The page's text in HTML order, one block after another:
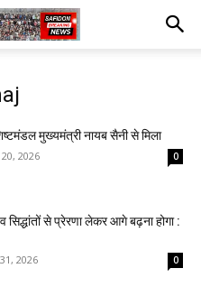
मुख्यमंत्री नायब सैनी से मिला
2026 0
सिद्धांतों से प्रेरणा लेकर आगे बढ़ना होगा :
2026 0